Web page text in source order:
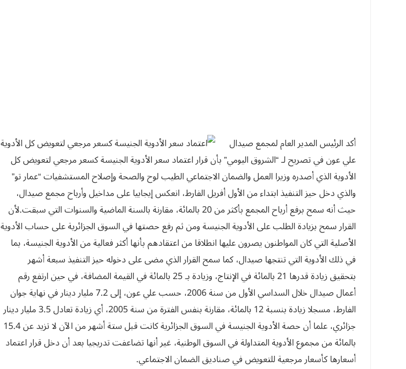
أكد الرئيس المدير العام لمجمع صيدال
علي عون في تصريح لـ “الشروق اليومي” بأن قرار اعتماد سعر الأدوية الجنيسة كسعر مرجعي لتعويض كل
الأدوية الذي أصدره وزيرا العمل والضمان الاجتماعي الطيب لوح والصحة وإصلاح المستشفيات “عمار تو”
والذي دخل حيز التنفيذ ابتداء من الأول أفريل الفارط، انعكس إيجابيا على مداخيل وأرباح مجمع صيدال،
حيث أنه سمح برفع أرباح المجمع بأكثر من 20 بالمائة، مقارنة بالسنة الماضية والسنوات التي سبقت.لأن
القرار سمح بزيادة الطلب على الأدوية الجنيسة ومن ثم رفع حصتها في السوق الجزائرية على حساب الأدوية
الأصلية التي كان المواطنون يصرون عليها انطلاقا من اعتقادهم بأنها أكثر فعالية من الأدوية الجنيسة، بما
في ذلك الأدوية التي تنتجها صيدال، كما سمح القرار الذي مضى على دخوله حيز التنفيذ سبعة أشهر
بتحقيق زيادة قدرها 21 بالمائة في الإنتاج، وزيادة بـ 25 بالمائة في القيمة المضافة، في حين ارتفع رقم
أعمال صيدال خلال السداسي الأول من سنة 2006، حسب علي عون، إلى 7.2 مليار دينار في نهاية جوان
الفارط، مسجلا زيادة بنسبة 12 بالمائة، مقارنة بنفس الفترة من سنة 2005، أي زيادة تعادل 3.5 مليار دينار
جزائري، علما أن حصة الأدوية الجنيسة في السوق الجزائرية كانت قبل ستة أشهر من الآن لا تزيد عن 15.4
بالمائة من مجموع الأدوية المتداولة في السوق الوطنية، غير أنها تضاعفت تدريجيا بعد أن دخل قرار اعتماد
أسعارها كأسعار مرجعية للتعويض في صناديق الضمان الاجتماعي.